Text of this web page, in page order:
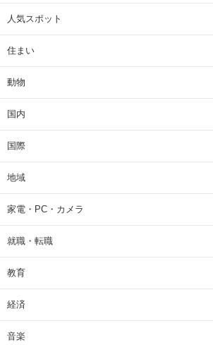
人気スポット
住まい
動物
国内
国際
地域
家電・PC・カメラ
就職・転職
教育
経済
音楽